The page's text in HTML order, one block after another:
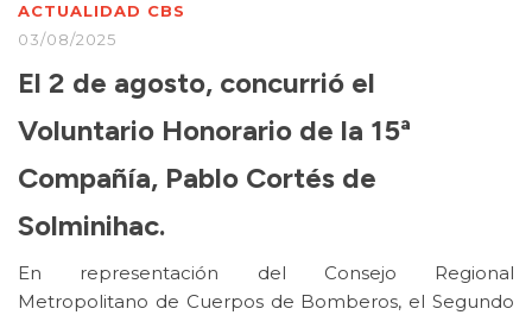
ACTUALIDAD CBS
03/08/2025
El 2 de agosto, concurrió el
Voluntario Honorario de la 15ª
Compañía, Pablo Cortés de
Solminihac.
En representación del Consejo Regional
Metropolitano de Cuerpos de Bomberos, el Segundo